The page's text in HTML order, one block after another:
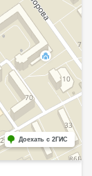
Доехать с 2ГИС